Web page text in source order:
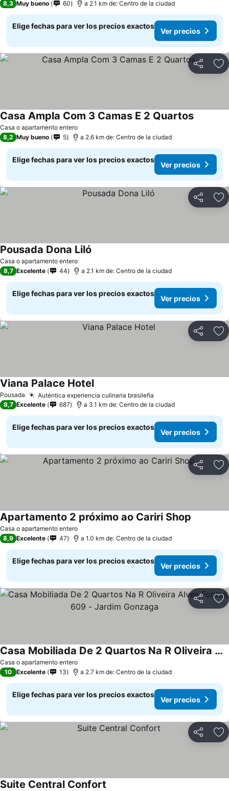
8,3 Muy bueno 60 a 2.1 km de: Centro de la ciudad
Elige fechas para ver los precios exactos
Ver precios
Compartir
Casa o apartamento entero
Casa Ampla Com 3 Camas E 2 Quartos
8,2 Muy bueno 5 a 2.6 km de: Centro de la ciudad
Elige fechas para ver los precios exactos
Ver precios
Compartir
Casa o apartamento entero
Pousada Dona Liló
8,7 Excelente 44 a 2.1 km de: Centro de la ciudad
Elige fechas para ver los precios exactos
Ver precios
Compartir
Pousada Auténtica experiencia culinaria brasileña
Viana Palace Hotel
8,7 Excelente 687 a 3.1 km de: Centro de la ciudad
Elige fechas para ver los precios exactos
Ver precios
Compartir
Casa o apartamento entero
Apartamento 2 próximo ao Cariri Shop
8,9 Excelente 47 a 1.0 km de: Centro de la ciudad
Elige fechas para ver los precios exactos
Ver precios
Compartir
Casa o apartamento entero
Casa Mobiliada De 2 Quartos Na R Oliveira Alves Fontes, 609 - Jardim Gonzaga
10 Excelente 13 a 2.7 km de: Centro de la ciudad
Elige fechas para ver los precios exactos
Ver precios
Compartir
Suite Central Confort